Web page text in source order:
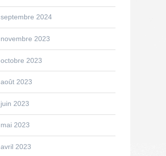
septembre 2024
novembre 2023
octobre 2023
août 2023
juin 2023
mai 2023
avril 2023